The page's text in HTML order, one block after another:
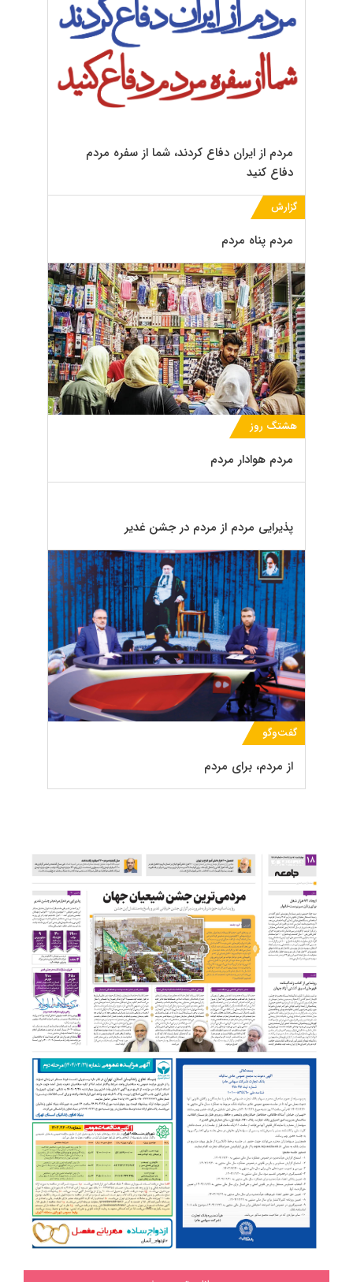
مردم از ایران دفاع کردند، شما از سفره مردم
دفاع کنید
گزارش
مردم پناه مردم
هشتگ روز
مردم هوادار مردم
پذیرایی مردم از مردم در جشن غدیر
گفت‌‌و‌گو
از مردم، برای مردم